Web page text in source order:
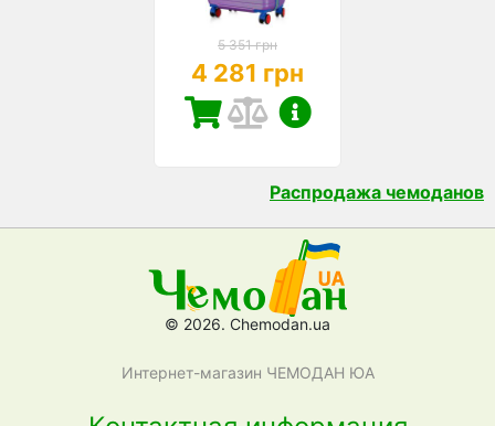
5 351 грн
4 281 грн
Распродажа чемоданов
© 2026. Chemodan.ua
Интернет-магазин ЧЕМОДАН ЮА